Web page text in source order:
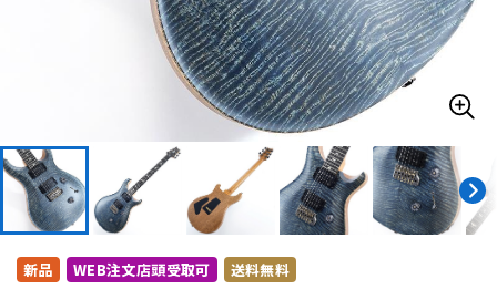
エフェクター
DTM
DTM オンライン納品 レコーディング機器
配信/ライブ機器
新品 WEB注文店頭受取可 送料無料